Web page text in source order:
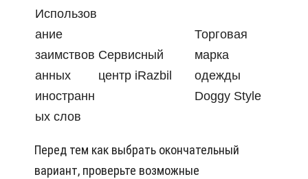
Использов
ание
заимствов
анных
иностранн
ых слов
Сервисный
центр iRazbil
Торговая
марка
одежды
Doggy Style
Перед тем как выбрать окончательный
вариант, проверьте возможные